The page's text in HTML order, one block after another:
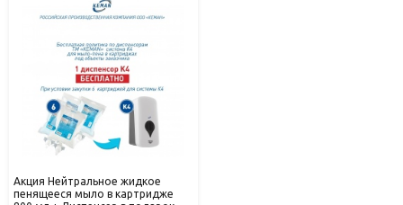
Акция Нейтральное жидкое
пенящееся мыло в картридже